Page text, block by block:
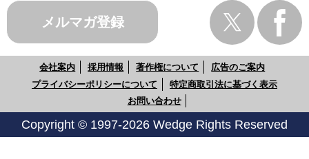
メルマガ登録
会社案内 採用情報 著作権について
広告のご案内
プライバシーポリシーについて
特定商取引法に基づく表示
お問い合わせ
Copyright © 1997-2026 Wedge Rights Reserved